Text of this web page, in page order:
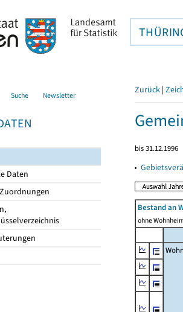
Suche Newsletter
Daten
Zurück |
bis 31.12.1996
▸
Bestand an
ohne